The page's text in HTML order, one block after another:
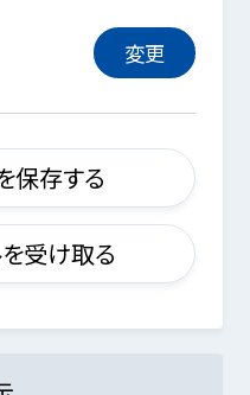
変更
保存する
受け取る